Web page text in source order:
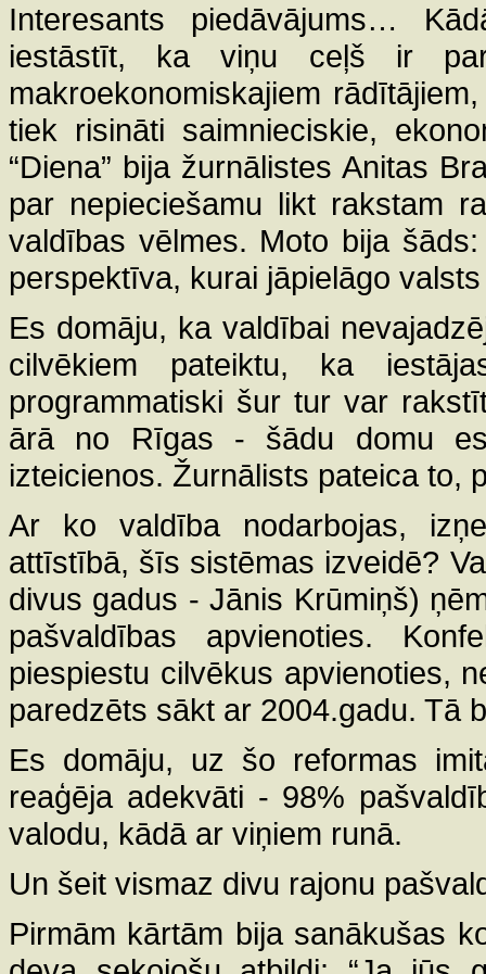
Interesants piedāvājums…
iestāstīt, ka viņu ceļš ir
makroekonomiskajiem
tiek risināti saimnieciskie,
“Diena” bija žurnālistes Anitas
par nepieciešamu likt rakstam
valdības vēlmes. Moto bija
perspektīva, kurai jāpielāgo
Es domāju, ka valdībai
cilvēkiem pateiktu, ka
programmatiski šur tur var
ārā no Rīgas - šādu domu
izteicienos. Žurnālists pateica to,
Ar ko valdība nodarbojas,
attīstībā, šīs sistēmas izveidē?
divus gadus - Jānis Krūmiņš)
pašvaldības apvienoties.
piespiestu cilvēkus apvienoties,
paredzēts sākt ar 2004.gadu. Tā
Es domāju, uz šo reformas
reaģēja adekvāti - 98%
valodu, kādā ar viņiem runā.
Un šeit vismaz divu rajonu
Pirmām kārtām bija sanākušas